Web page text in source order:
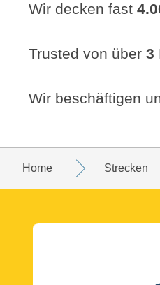
Wir decken fast
Trusted von über 3
Wir beschäftigen
Home Strecken